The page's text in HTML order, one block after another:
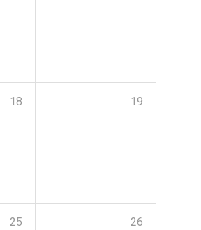
18 19
25 26